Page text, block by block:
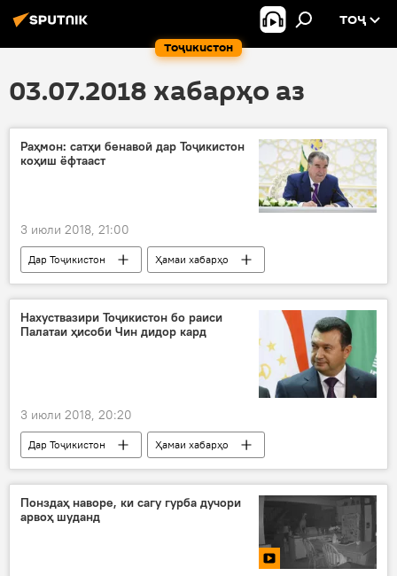
Тоҷикистон
ТОҶ
03.07.2018 хабарҳо аз
Раҳмон: сатҳи бенавоӣ дар Тоҷикистон
коҳиш ёфтааст
3 июли 2018, 21:00
Дар Тоҷикистон
Ҳамаи хабарҳо
Эмомалӣ Раҳмон
бенавоӣ коҳиш
Нахуствазири Тоҷикистон бо раиси
Палатаи ҳисоби Чин дидор кард
3 июли 2018, 20:20
Дар Тоҷикистон
Ҳамаи хабарҳо
Қоҳир Расулзода
мулоқот
Понздаҳ наворе, ки сагу гурба дучори
арвоҳ шуданд